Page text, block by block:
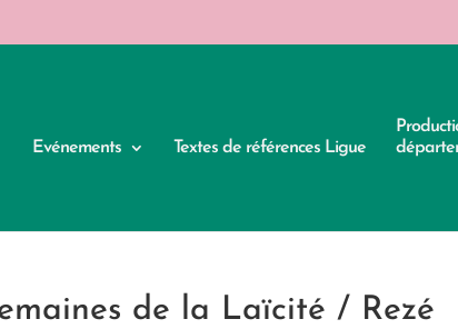
Evénements Textes de références Ligue
de la Laïcité / Rezé